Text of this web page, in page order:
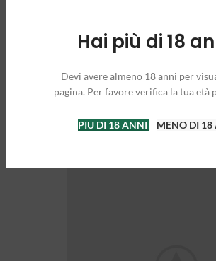
Hai più di 18
Devi avere almeno 18 anni per
pagina. Per favore verifica la tua età
PIU DI 18 ANNI MENO DI 18